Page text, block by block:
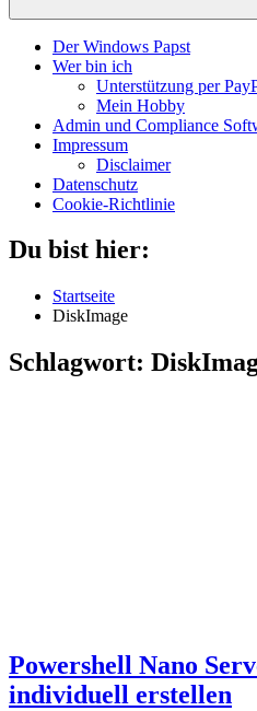
Der Windows Papst
Wer bin ich
Unterstützung per
Mein Hobby
Admin und Compliance
Impressum
Disclaimer
Datenschutz
Cookie-Richtlinie
Du bist hier:
Startseite
DiskImage
Schlagwort:
Powershell Nano
individuell erstellen